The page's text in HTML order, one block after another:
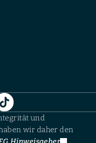
und
wir daher den